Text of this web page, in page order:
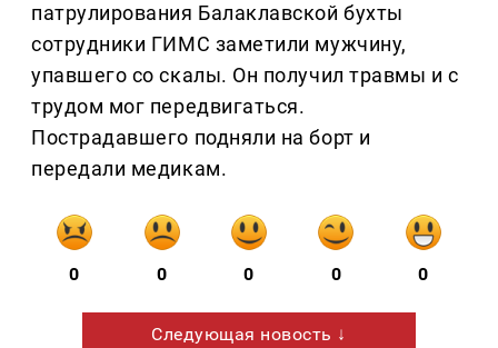
патрулирования Балаклавской бухты
сотрудники ГИМС заметили мужчину,
упавшего со скалы. Он получил травмы и с
трудом мог передвигаться.
Пострадавшего подняли на борт и
передали медикам.
0 0 0 0 0
Следующая новость ↓